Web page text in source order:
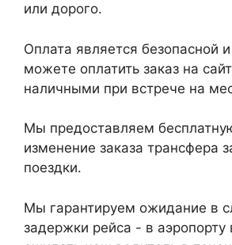
или дорого.
Оплата является безопасной
можете оплатить заказ на
наличными при встрече на
Мы предоставляем
изменение заказа трансфера
поездки.
Мы гарантируем ожидание в
задержки рейса - в аэропорту